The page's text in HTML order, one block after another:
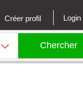
Créer profil Login
Chercher